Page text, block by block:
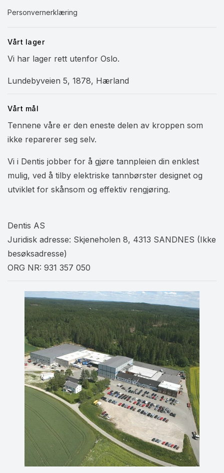
Personvernerklæring
Vårt lager
Vi har lager rett utenfor Oslo.
Lundebyveien 5, 1878, Hærland
Vårt mål
Tennene våre er den eneste delen av kroppen som
ikke reparerer seg selv.
Vi i Dentis jobber for å gjøre tannpleien din enklest
mulig, ved å tilby elektriske tannbørster designet og
utviklet for skånsom og effektiv rengjøring.
Dentis AS
Juridisk adresse: Skjeneholen 8, 4313 SANDNES (Ikke
besøksadresse)
ORG NR: 931 357 050